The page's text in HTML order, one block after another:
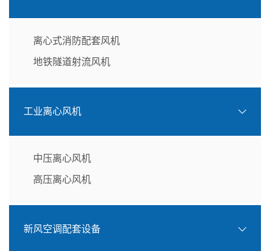
离心式消防配套风机
地铁隧道射流风机
工业离心风机
中压离心风机
高压离心风机
新风空调配套设备